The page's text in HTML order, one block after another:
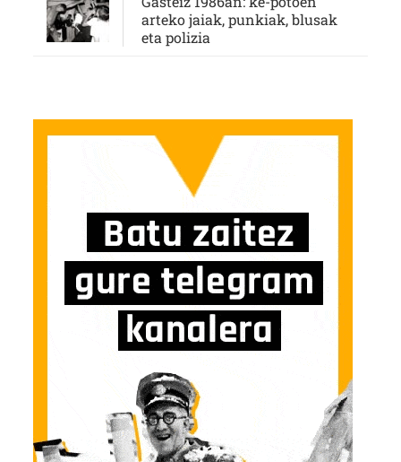
arteko jaiak, punkiak, blusak
eta polizia